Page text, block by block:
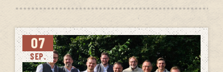
07
SEP.